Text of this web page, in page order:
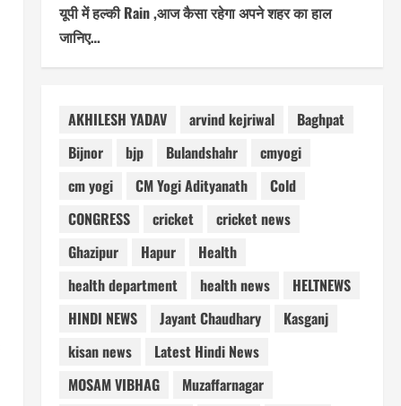
यूपी में हल्की Rain ,आज कैसा रहेगा अपने शहर का हाल
जानिए…
AKHILESH YADAV arvind kejriwal
Baghpat
Bijnor
bjp Bulandshahr
cmyogi
cm yogi
CM Yogi Adityanath
Cold
CONGRESS
cricket
cricket news
Ghazipur
Hapur
Health
health department
health news
HELTNEWS
HINDI NEWS
Jayant Chaudhary
Kasganj
kisan news
Latest Hindi News
MOSAM VIBHAG
Muzaffarnagar